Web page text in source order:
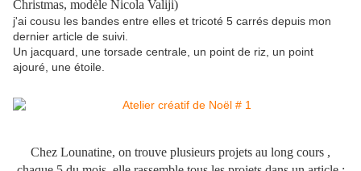
Christmas, modèle Nicola Valiji)
j'ai cousu les bandes entre elles et tricoté 5 carrés depuis mon
dernier article de suivi.
Un jacquard, une torsade centrale, un point de riz, un point
ajouré, une étoile.
Chez Lounatine, on trouve plusieurs projets au long cours ,